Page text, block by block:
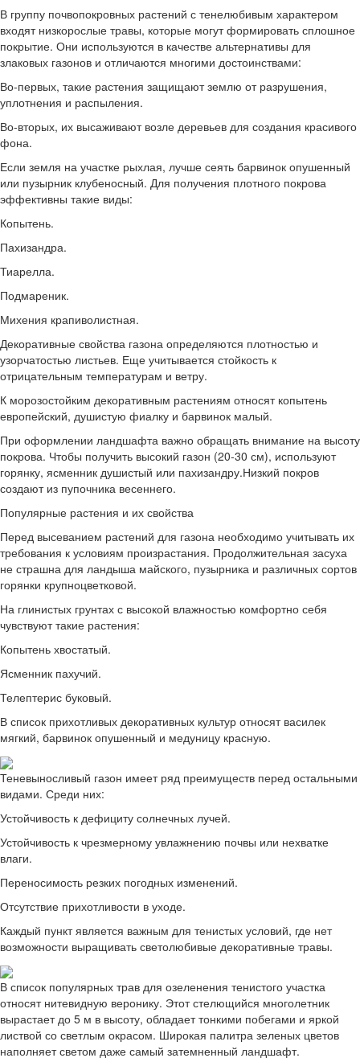
В группу почвопокровных растений с тенелюбивым характером
входят низкорослые травы, которые могут формировать сплошное
покрытие. Они используются в качестве альтернативы для
злаковых газонов и отличаются многими достоинствами:
Во-первых, такие растения защищают землю от разрушения,
уплотнения и распыления.
Во-вторых, их высаживают возле деревьев для создания красивого
фона.
Если земля на участке рыхлая, лучше сеять барвинок опушенный
или пузырник клубеносный. Для получения плотного покрова
эффективны такие виды:
Копытень.
Пахизандра.
Тиарелла.
Подмареник.
Михения крапиволистная.
Декоративные свойства газона определяются плотностью и
узорчатостью листьев. Еще учитывается стойкость к
отрицательным температурам и ветру.
К морозостойким декоративным растениям относят копытень
европейский, душистую фиалку и барвинок малый.
При оформлении ландшафта важно обращать внимание на высоту
покрова. Чтобы получить высокий газон (20-30 см), используют
горянку, ясменник душистый или пахизандру.Низкий покров
создают из пупочника весеннего.
Популярные растения и их свойства
Перед высеванием растений для газона необходимо учитывать их
требования к условиям произрастания. Продолжительная засуха
не страшна для ландыша майского, пузырника и различных сортов
горянки крупноцветковой.
На глинистых грунтах с высокой влажностью комфортно себя
чувствуют такие растения:
Копытень хвостатый.
Ясменник пахучий.
Телептерис буковый.
В список прихотливых декоративных культур относят василек
мягкий, барвинок опушенный и медуницу красную.
Теневыносливый газон имеет ряд преимуществ перед остальными
видами. Среди них:
Устойчивость к дефициту солнечных лучей.
Устойчивость к чрезмерному увлажнению почвы или нехватке
влаги.
Переносимость резких погодных изменений.
Отсутствие прихотливости в уходе.
Каждый пункт является важным для тенистых условий, где нет
возможности выращивать светолюбивые декоративные травы.
В список популярных трав для озеленения тенистого участка
относят нитевидную веронику. Этот стелющийся многолетник
вырастает до 5 м в высоту, обладает тонкими побегами и яркой
листвой со светлым окрасом. Широкая палитра зеленых цветов
наполняет светом даже самый затемненный ландшафт.